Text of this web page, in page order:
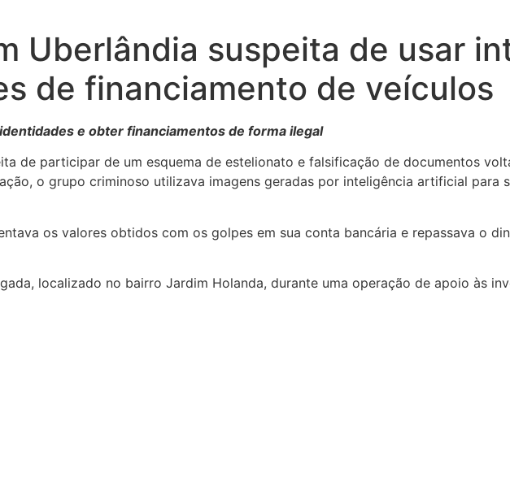
Uberlândia suspeita de usar
de financiamento de veículos
e obter financiamentos de forma ilegal
de participar de um esquema de estelionato e falsificação de documentos
o grupo criminoso utilizava imagens geradas por inteligência artificial para
os valores obtidos com os golpes em sua conta bancária e repassava o
localizado no bairro Jardim Holanda, durante uma operação de apoio às